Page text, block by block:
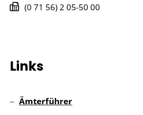
(0 71 56) 2 05-50 00
Links
Ämterführer